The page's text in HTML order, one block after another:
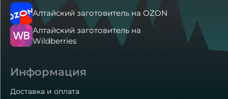
Алтайский заготовитель на OZON
Алтайский заготовитель на
Wildberries
Информация
Доставка и оплата